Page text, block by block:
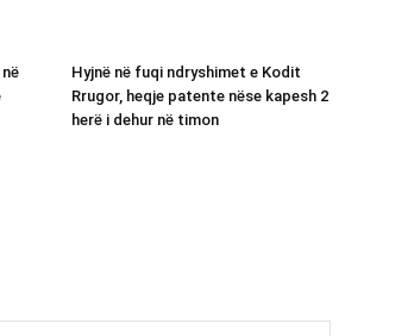
Hyjnë në fuqi ndryshimet e Kodit
Rrugor, heqje patente nëse kapesh 2
herë i dehur në timon